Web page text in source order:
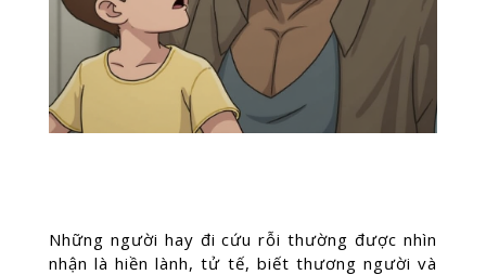
Những người hay đi cứu rỗi thường được nhìn
nhận là hiền lành, tử tế, biết thương người và